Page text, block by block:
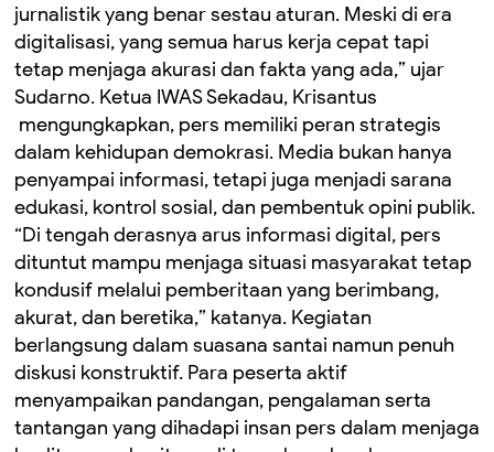
jurnalistik yang benar sestau aturan. Meski di era
digitalisasi, yang semua harus kerja cepat tapi
tetap menjaga akurasi dan fakta yang ada,” ujar
Sudarno. Ketua IWAS Sekadau, Krisantus
mengungkapkan, pers memiliki peran strategis
dalam kehidupan demokrasi. Media bukan hanya
penyampai informasi, tetapi juga menjadi sarana
edukasi, kontrol sosial, dan pembentuk opini publik.
“Di tengah derasnya arus informasi digital, pers
dituntut mampu menjaga situasi masyarakat tetap
kondusif melalui pemberitaan yang berimbang,
akurat, dan beretika,” katanya. Kegiatan
berlangsung dalam suasana santai namun penuh
diskusi konstruktif. Para peserta aktif
menyampaikan pandangan, pengalaman serta
tantangan yang dihadapi insan pers dalam menjaga